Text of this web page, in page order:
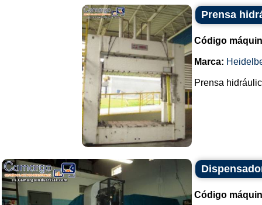
Prensa
Código
Marca:
Prensa
Código